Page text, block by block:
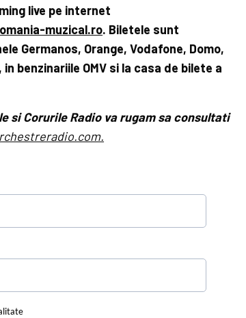
live pe internet
muzical.ro. Biletele sunt
Germanos, Orange, Vodafone, Domo,
benzinariile OMV si la casa de bilete a
si Corurile Radio va rugam sa consultati
.